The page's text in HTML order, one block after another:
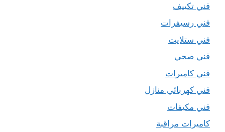
فني تكييف
فني رسيفرات
فني ستلايت
فني صحي
فني كاميرات
فني كهربائي منازل
فني مكيفات
كاميرات مراقبة